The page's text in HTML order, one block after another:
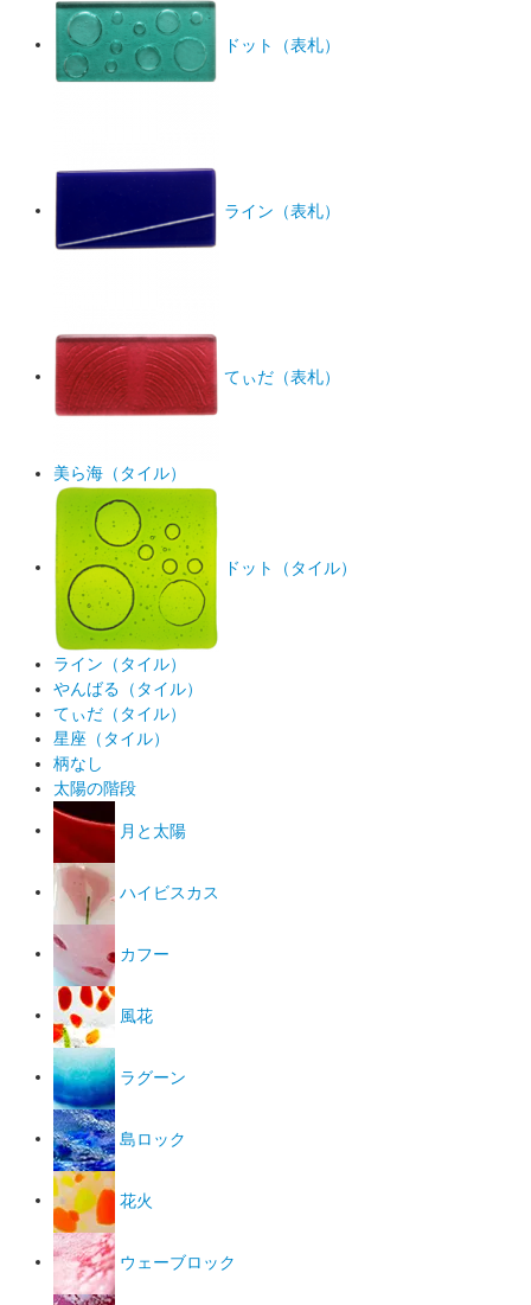
ドット（表札）
ライン（表札）
てぃだ（表札）
美ら海（タイル）
ドット（タイル）
ライン（タイル）
やんばる（タイル）
てぃだ（タイル）
星座（タイル）
柄なし
太陽の階段
月と太陽
ハイビスカス
カフー
風花
ラグーン
島ロック
花火
ウェーブロック